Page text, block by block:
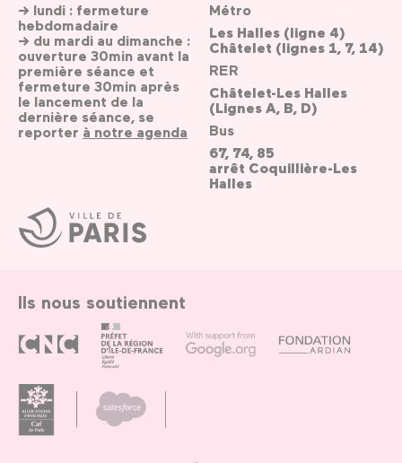
Ville
de
Paris
→ lundi : fermeture
hebdomadaire
→ du mardi au dimanche :
ouverture 30min avant la
première séance et
fermeture 30min après
le lancement de la
dernière séance, se
reporter à notre agenda
Métro
Les Halles (ligne 4)
Châtelet (lignes 1, 7, 14)
RER
Châtelet-Les Halles
(Lignes A, B, D)
Bus
67, 74, 85
arrêt Coquillière-Les
Halles
Ils nous soutiennent